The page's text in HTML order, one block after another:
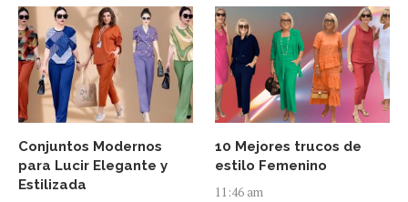
Conjuntos Modernos
para Lucir Elegante y
Estilizada
10 Mejores trucos de
estilo Femenino
11:46 am